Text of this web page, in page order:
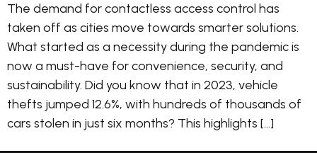
The demand for contactless access control has
taken off as cities move towards smarter solutions.
What started as a necessity during the pandemic is
now a must-have for convenience, security, and
sustainability. Did you know that in 2023, vehicle
thefts jumped 12.6%, with hundreds of thousands of
cars stolen in just six months? This highlights […]